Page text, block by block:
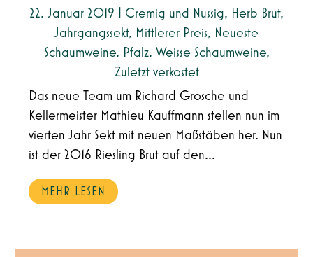
22. Januar 2019 Cremig und Nussig, Herb Brut,
Jahrgangssekt, Mittlerer Preis, Neueste
Schaumweine, Pfalz, Weisse Schaumweine,
Zuletzt verkostet
Das neue Team um Richard Grosche und
Kellermeister Mathieu Kauffmann stellen nun im
vierten Jahr Sekt mit neuen Maßstäben her. Nun
ist der 2016 Riesling Brut auf den...
MEHR LESEN